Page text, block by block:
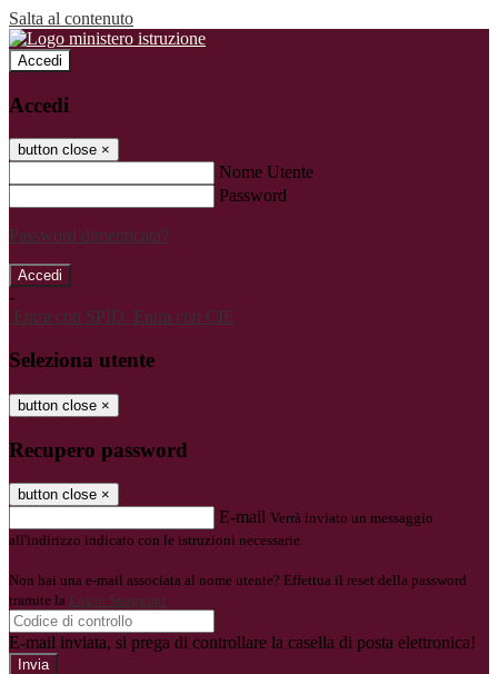
Salta al contenuto
Accedi
Accedi
button close ×
Nome Utente
Password
Password dimenticata?
-
Entra con SPID Entra con CIE
Seleziona utente
button close ×
Recupero password
button close ×
E-mail Verrà inviato un messaggio
all'indirizzo indicato con le istruzioni necessarie.
Non hai una e-mail associata al nome utente? Effettua il reset della password
tramite la Login Spaggiari
E-mail inviata, si prega di controllare la casella di posta elettronica!